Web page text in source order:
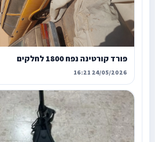
פורד קורטינה נפח 1800 לחלקים
24/05/2026 16:21